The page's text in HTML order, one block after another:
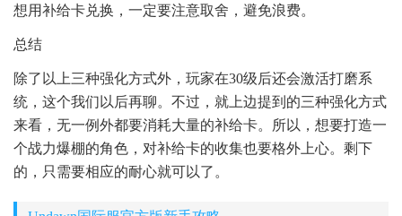
想用补给卡兑换，一定要注意取舍，避免浪费。
总结
除了以上三种强化方式外，玩家在30级后还会激活打磨系
统，这个我们以后再聊。不过，就上边提到的三种强化方式
来看，无一例外都要消耗大量的补给卡。所以，想要打造一
个战力爆棚的角色，对补给卡的收集也要格外上心。剩下
的，只需要相应的耐心就可以了。